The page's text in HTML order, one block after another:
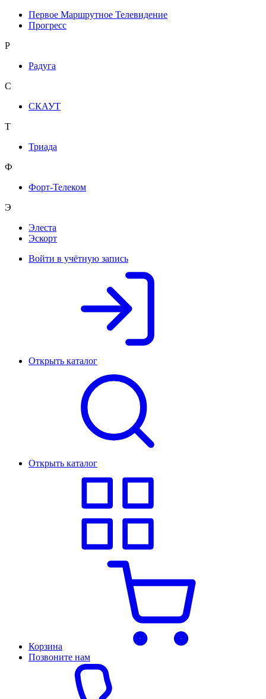
Первое Маршрутное Телевидение
Прогресс
Р
Радуга
С
СКАУТ
Т
Триада
Ф
Форт-Телеком
Э
Элеста
Эскорт
Войти в учётную запись
Открыть каталог
Открыть каталог
Корзина
Позвоните нам